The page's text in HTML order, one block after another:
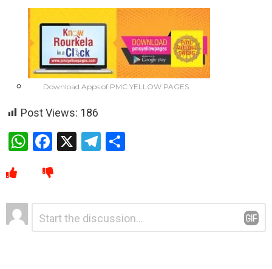
Download Apps of PMC YELLOW PAGES
Post Views: 186
W
at
s
A
p
F
ce
b
o
o
X
T
gr
a
m
e
Leave
a
Comment